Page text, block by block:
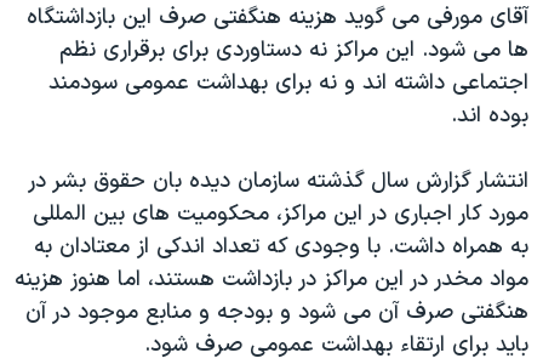
آقای مورفی می گوید هزینه هنگفتی صرف این بازداشتگاه
ها می شود. این مراکز نه دستاوردی برای برقراری نظم
اجتماعی داشته اند و نه برای بهداشت عمومی سودمند
بوده اند.
انتشار گزارش سال گذشته سازمان دیده بان حقوق بشر در
مورد کار اجباری در این مراکز، محکومیت های بین المللی
به همراه داشت. با وجودی که تعداد اندکی از معتادان به
مواد مخدر در این مراکز در بازداشت هستند، اما هنوز هزینه
هنگفتی صرف آن می شود و بودجه و منابع موجود در آن
باید برای ارتقاء بهداشت عمومی صرف شود.